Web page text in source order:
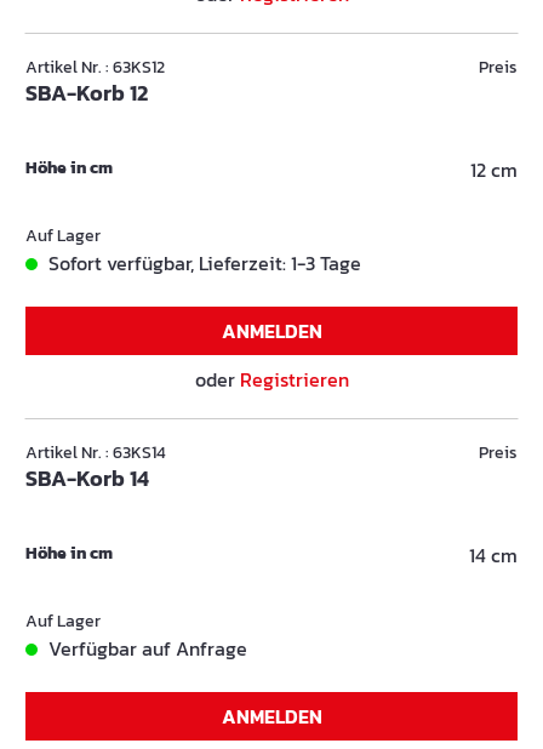
Artikel Nr. : 63KS12
SBA-Korb 12
Preis
Höhe in cm 12 cm
Auf Lager
Sofort verfügbar, Lieferzeit: 1-3 Tage
ANMELDEN
oder Registrieren
Artikel Nr. : 63KS14
SBA-Korb 14
Preis
Höhe in cm 14 cm
Auf Lager
Verfügbar auf Anfrage
ANMELDEN